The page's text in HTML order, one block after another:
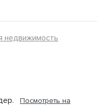
недвижимость
Посмотреть на